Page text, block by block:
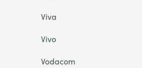
Viva
Vivo
Vodacom